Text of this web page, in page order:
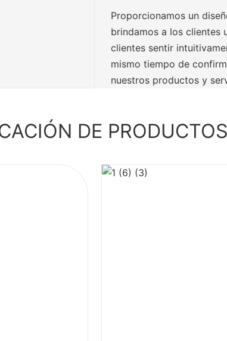
Proporcionamos un
brindamos a los clientes
clientes sentir
mismo tiempo de
nuestros productos y
DE PRODUCTOS